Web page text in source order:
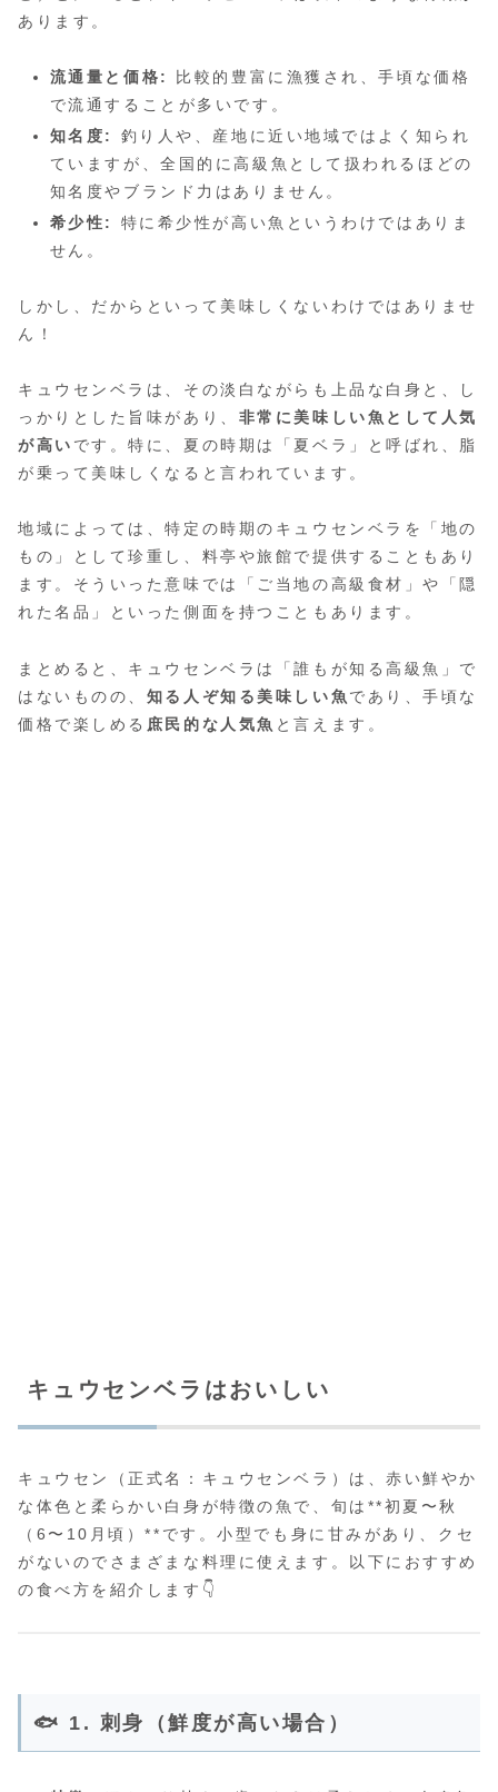
あります。
流通量と価格:
比較的豊富に漁獲され、手頃な価格
で流通することが多いです。
知名度:
釣り人や、産地に近い地域ではよく知られ
ていますが、全国的に高級魚として扱われるほどの
知名度やブランド力はありません。
希少性:
特に希少性が高い魚というわけではありま
せん。
しかし、だからといって美味しくないわけではありませ
ん！
キュウセンベラは、その淡白ながらも上品な白身と、し
っかりとした旨味があり、 非常に美味しい魚として人気
が高い です。特に、夏の時期は「夏ベラ」と呼ばれ、脂
が乗って美味しくなると言われています。
地域によっては、特定の時期のキュウセンベラを「地の
もの」として珍重し、料亭や旅館で提供することもあり
ます。そういった意味では「ご当地の高級食材」や「隠
れた名品」といった側面を持つこともあります。
まとめると、キュウセンベラは「誰もが知る高級魚」で
はないものの、 知る人ぞ知る美味しい魚 であり、手頃な
価格で楽しめる 庶民的な人気魚 と言えます。
キュウセンベラはおいしい
キュウセン（正式名：キュウセンベラ）は、赤い鮮やか
な体色と柔らかい白身が特徴の魚で、旬は**初夏〜秋
（6〜10月頃）**です。小型でも身に甘みがあり、クセ
がないのでさまざまな料理に使えます。以下におすすめ
の食べ方を紹介します👇
🐟 1. 刺身（鮮度が高い場合）